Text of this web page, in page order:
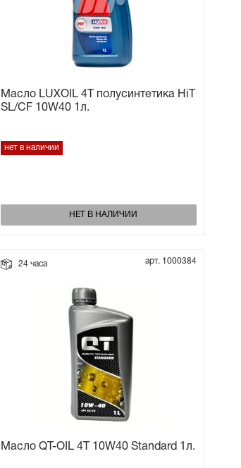
Масло LUXOIL 4Т полусинтетика HiT
SL/CF 10W40 1л.
нет в наличии
НЕТ В НАЛИЧИИ
24 часа арт. 1000384
Масло QT-OIL 4T 10W40 Standard 1л.